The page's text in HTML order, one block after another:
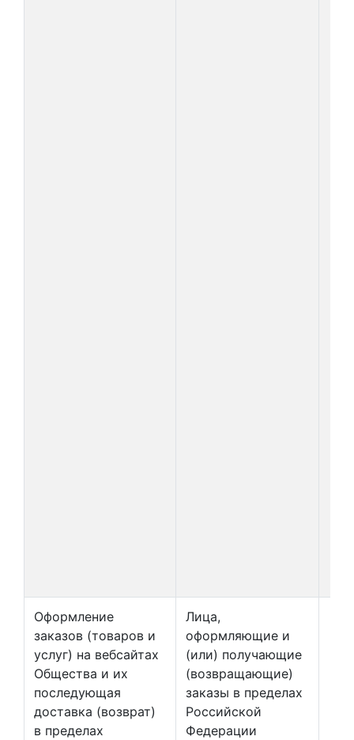
Оформление
заказов (товаров и
услуг) на вебсайтах
Общества и их
последующая
доставка (возврат)
в пределах
Лица,
оформляющие и
(или) получающие
(возвращающие)
заказы в пределах
Российской
Федерации